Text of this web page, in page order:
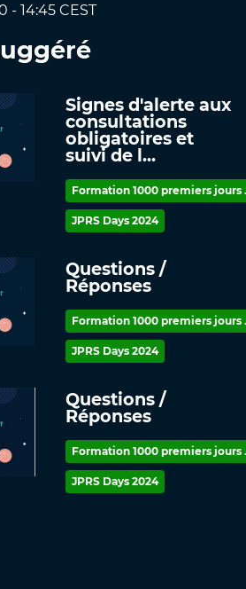
- 14:45 CEST
Signes d'alerte aux
consultations
obligatoires et
suivi de l...
Formation 1000 premiers jours
JPRS Days 2024
Questions /
Réponses
Formation 1000 premiers jours
JPRS Days 2024
Questions /
Réponses
Formation 1000 premiers jours
JPRS Days 2024